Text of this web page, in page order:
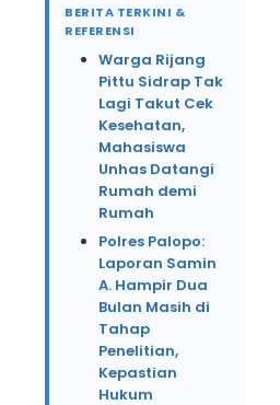
BERITA TERKINI &
REFERENSI
Warga Rijang
Pittu Sidrap Tak
Lagi Takut Cek
Kesehatan,
Mahasiswa
Unhas Datangi
Rumah demi
Rumah
Polres Palopo:
Laporan Samin
A. Hampir Dua
Bulan Masih di
Tahap
Penelitian,
Kepastian
Hukum